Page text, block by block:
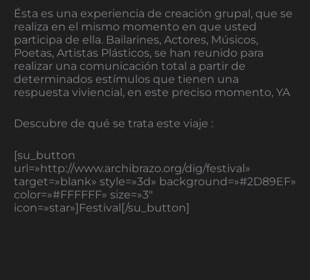
Ésta es una experiencia de creación grupal, que se
realiza en el mismo momento en que usted
participa de ella. Bailarines, Actores, Músicos,
Poetas, Artistas Plásticos, se han reunido para
realizar una comunicación total a partir de
determinados estímulos que tienen una
respuesta viviencial, en este preciso momento, YA
Descubre de qué se trata este viaje :
[su_button
url=»http://www.archibrazo.org/dig/festival»
target=»blank» style=»3d» background=»#2D89EF»
color=»#FFFFFF» size=»3″
icon=»star»]Festival[/su_button]